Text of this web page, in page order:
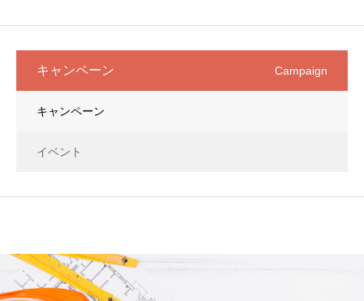
キャンペーン Campaign
キャンペーン
イベント